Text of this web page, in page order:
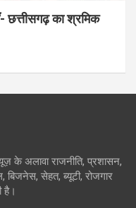
छत्तीसगढ़ का श्रमिक
के अलावा राजनीति, प्रशासन,
सेहत, ब्यूटी, रोजगार
है।